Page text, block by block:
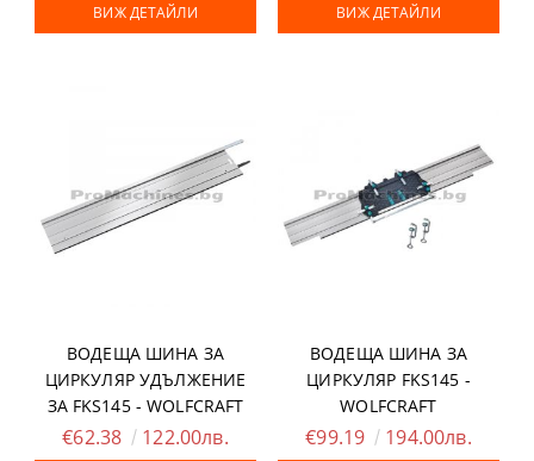
ВИЖ ДЕТАЙЛИ ВИЖ ДЕТАЙЛИ
ВОДЕЩА ШИНА ЗА
ЦИРКУЛЯР УДЪЛЖЕНИЕ
ЗА FKS145 - WOLFCRAFT
€62.38 122.00лв.
ВОДЕЩА ШИНА ЗА
ЦИРКУЛЯР FKS145 -
WOLFCRAFT
€99.19 194.00лв.